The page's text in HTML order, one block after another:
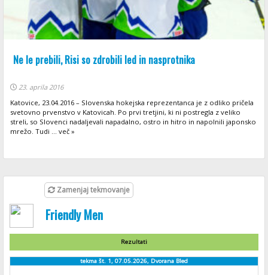
Ne le prebili, Risi so zdrobili led in nasprotnika
23. aprila 2016
Katovice, 23.04.2016 – Slovenska hokejska reprezentanca je z odliko pričela
svetovno prvenstvo v Katovicah. Po prvi tretjini, ki ni postregla z veliko
streli, so Slovenci nadaljevali napadalno, ostro in hitro in napolnili japonsko
mrežo. Tudi ... več »
Zamenjaj tekmovanje
Friendly Men
Rezultati
tekma št. 1, 07.05.2026, Dvorana Bled